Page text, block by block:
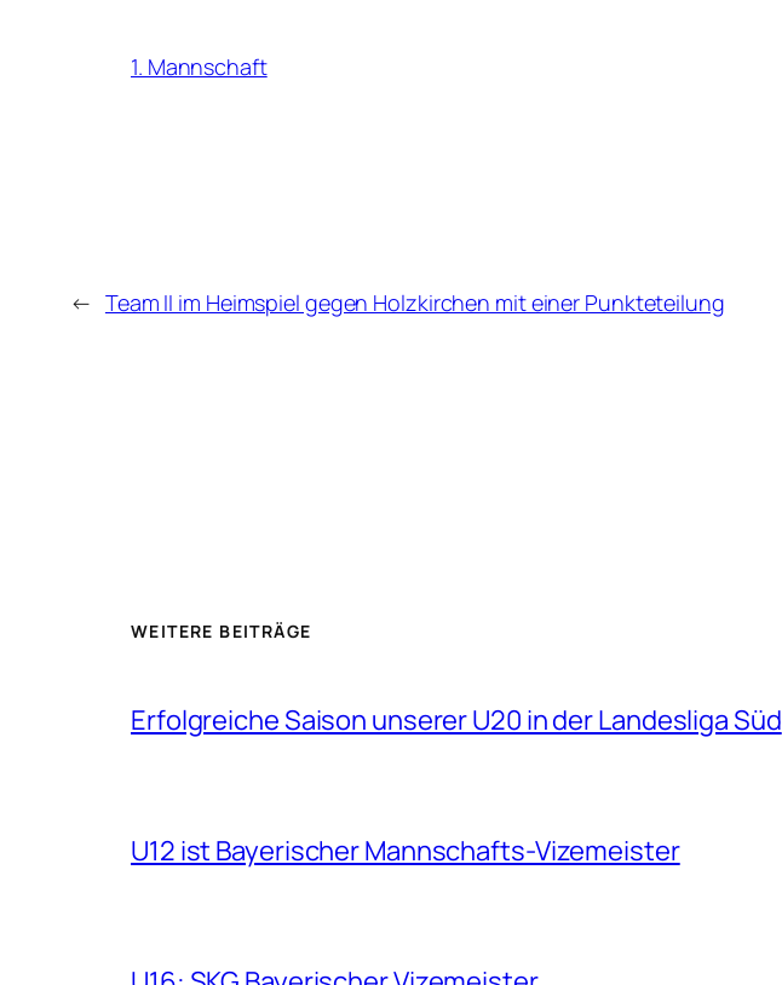
1. Mannschaft
← Team II im Heimspiel gegen Holzkirchen mit einer Punkteteilung
WEITERE BEITRÄGE
Erfolgreiche Saison unserer U20 in der Landesliga Süd
U12 ist Bayerischer Mannschafts-Vizemeister